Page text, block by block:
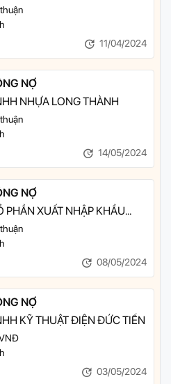
11/04/2024
NỢ
NHỰA LONG THÀNH
14/05/2024
NỢ
PHẦN XUẤT NHẬP KHẨU
08/05/2024
NỢ
KỸ THUẬT ĐIỆN ĐỨC TIẾN
03/05/2024